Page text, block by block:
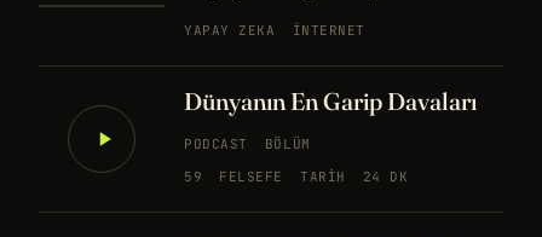
YAPAY ZEKA İNTERNET
Dünyanın En Garip Davaları
PODCAST
BÖLÜM
59
FELSEFE TARIH 24 DK